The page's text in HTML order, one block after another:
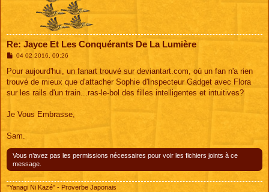
Re: Jayce Et Les Conquérants De La Lumière
M
s
a
g
04 02 2016, 09:26
Pour aujourd'hui, un fanart trouvé sur deviantart.com, où un fan n'a rien
trouvé de mieux que d'attacher Sophie d'Inspecteur Gadget avec Flora
sur les rails d'un train...ras-le-bol des filles intelligentes et intuitives?
Je Vous Embrasse,
Sam.
Vous n’avez pas les permissions nécessaires pour voir les fichiers joints à ce
message.
"Yanagi Ni Kazé" - Proverbe Japonais